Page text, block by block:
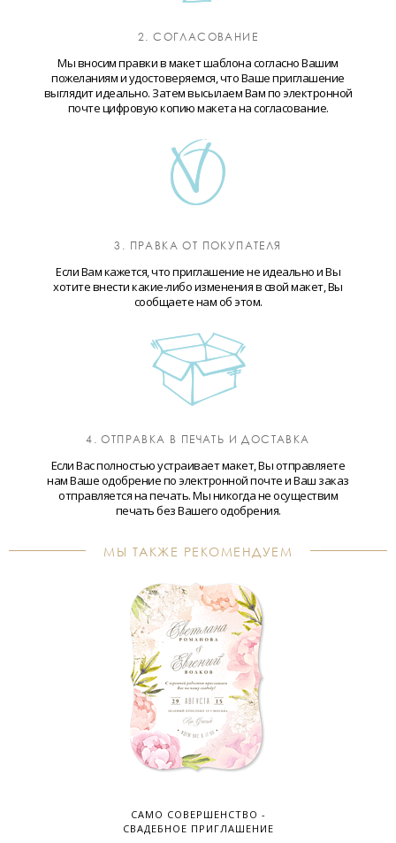
2. СОГЛАСОВАНИЕ
Мы вносим правки в макет шаблона согласно Вашим
пожеланиям и удостоверяемся, что Ваше приглашение
выглядит идеально. Затем высылаем Вам по электронной
почте цифровую копию макета на согласование.
3. ПРАВКА ОТ ПОКУПАТЕЛЯ
Если Вам кажется, что приглашение не идеально и Вы
хотите внести какие-либо изменения в свой макет, Вы
сообщаете нам об этом.
4. ОТПРАВКА В ПЕЧАТЬ И ДОСТАВКА
Если Вас полностью устраивает макет, Вы отправляете
нам Ваше одобрение по электронной почте и Ваш заказ
отправляется на печать. Мы никогда не осуществим
печать без Вашего одобрения.
МЫ ТАКЖЕ РЕКОМЕНДУЕМ
САМО СОВЕРШЕНСТВО -
СВАДЕБНОЕ ПРИГЛАШЕНИЕ